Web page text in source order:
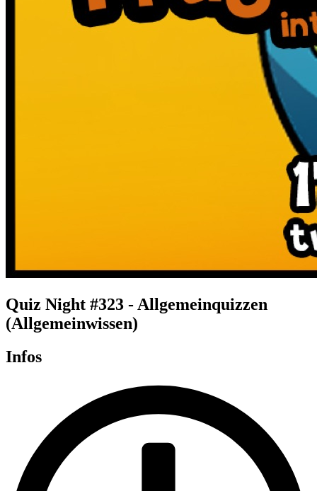
Quiz Night #323 - Allgemeinquizzen
(Allgemeinwissen)
Infos